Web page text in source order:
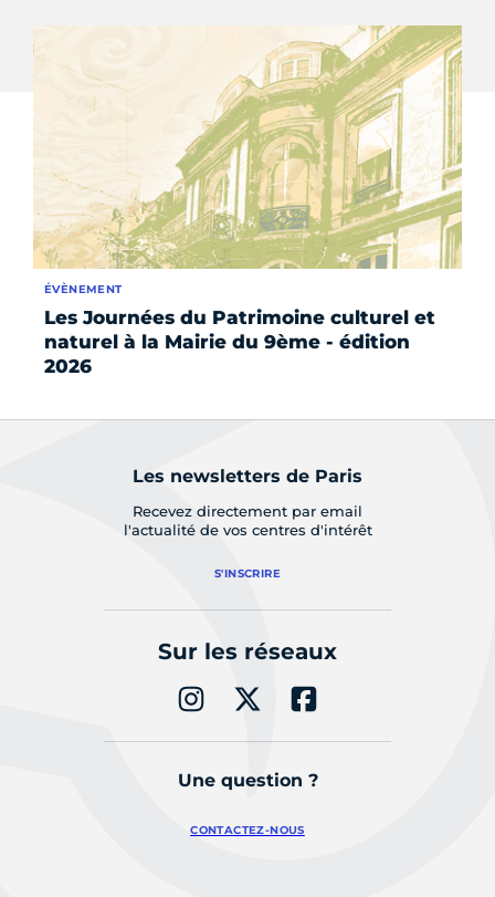
Les Journées du Patrimoine culturel et
naturel à la Mairie du 9ème - édition
2026
ÉVÈNEMENT
Les newsletters de Paris
Recevez directement par email
l'actualité de vos centres d'intérêt
S'INSCRIRE
Sur les réseaux
Une question ?
CONTACTEZ-NOUS